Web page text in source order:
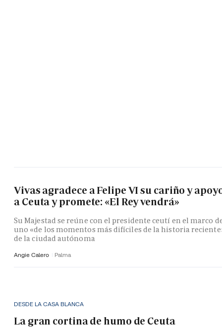
Vivas agradece a Felipe VI su cariño y
a Ceuta y promete: «El Rey vendrá»
Su Majestad se reúne con el presidente ceutí en el marco
uno «de los momentos más difíciles de la historia
de la ciudad autónoma
Angie Calero Palma
DESDE LA CASA BLANCA
La gran cortina de humo de Ceuta